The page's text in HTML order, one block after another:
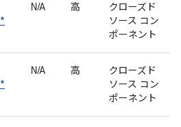
*
N/A 高
クローズド
ソース コン
ポーネント
*
N/A 高
クローズド
ソース コン
ポーネント